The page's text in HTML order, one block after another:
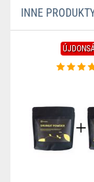
INNE